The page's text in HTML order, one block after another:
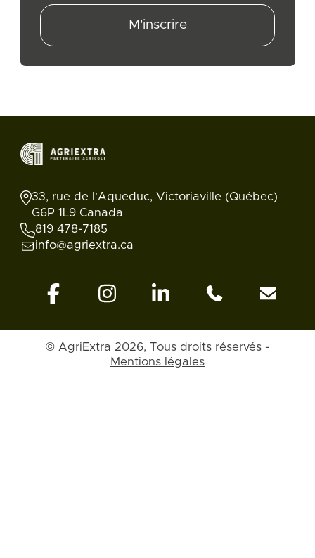
M'inscrire
33, rue de l'Aqueduc, Victoriaville (Québec)
G6P 1L9 Canada
819 478-7185
info@agriextra.ca
© AgriExtra 2026, Tous droits réservés -
Mentions légales